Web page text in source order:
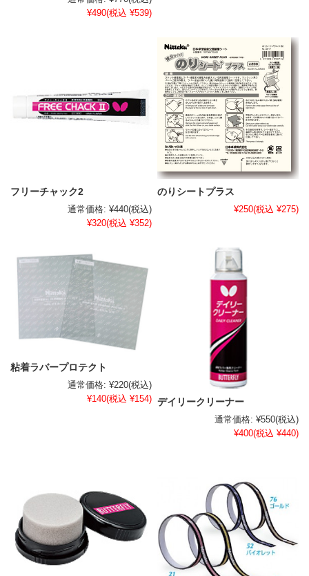
¥490(税込 ¥539)
フリーチャック2
通常価格: ¥440(税込)
¥320(税込 ¥352)
のりシートプラス
¥250(税込 ¥275)
粘着ラバープロテクト
通常価格: ¥220(税込)
¥140(税込 ¥154) デイリークリーナー
通常価格: ¥550(税込)
¥400(税込 ¥440)